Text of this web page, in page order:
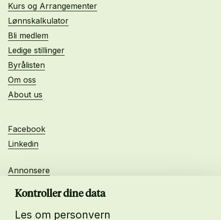
Kontroller dine data
Les om personvern
Kurs og Arrangementer
Lønnskalkulator
Bli medlem
Ledige stillinger
Byrålisten
Om oss
About us
Facebook
Linkedin
Annonsere